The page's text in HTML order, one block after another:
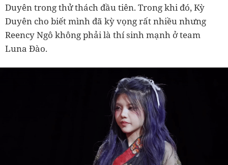
Duyên trong thử thách đầu tiên. Trong khi đó, Kỳ
Duyên cho biết mình đã kỳ vọng rất nhiều nhưng
Reency Ngô không phải là thí sinh mạnh ở team
Luna Đào.